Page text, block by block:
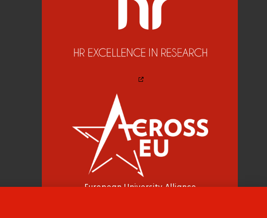
European University Alliance